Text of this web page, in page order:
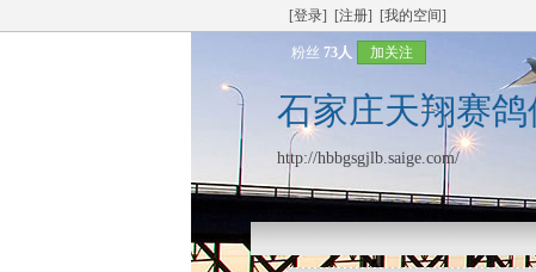
[登录] [注册] [我的空间]
粉丝 73人 加关注
石家庄天翔赛
http://hbbgsgjlb.saige.com/